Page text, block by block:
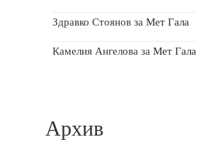
Здравко Стоянов за Мет Гала
Камелия Ангелова за Мет Гала
Архив